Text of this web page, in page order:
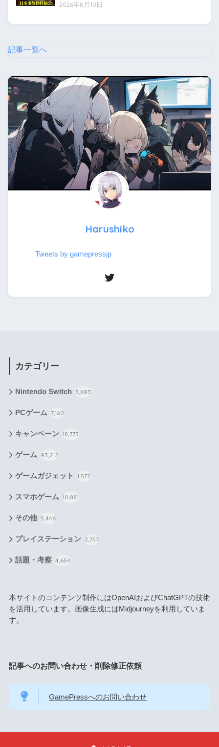
2026年8月10日
記事一覧へ
Harushiko
Tweets by gamepressjp
カテゴリー
Nintendo Switch 3,693
PCゲーム 7,160
キャンペーン 18,773
ゲーム 93,212
ゲームガジェット 1,577
スマホゲーム 10,881
その他 5,446
プレイステーション 2,757
話題・考察 4,654
本サイトのコンテンツ制作にはOpenAIおよびChatGPTの技術
を活用しています。画像生成にはMidjourneyを利用していま
す。
記事へのお問い合わせ・削除修正依頼
GamePressへのお問い合わせ